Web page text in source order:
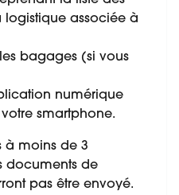
logistique associée à
bagages (si vous
numérique
smartphone.
à moins de 3
documents de
pas être envoyé.